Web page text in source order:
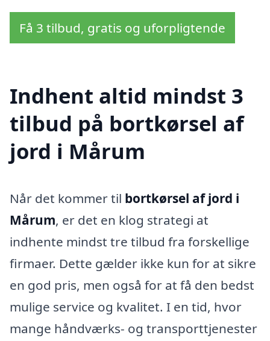
Få 3 tilbud, gratis og uforpligtende
Indhent altid mindst 3
tilbud på bortkørsel af
jord i Mårum
Når det kommer til bortkørsel af jord i
Mårum, er det en klog strategi at
indhente mindst tre tilbud fra forskellige
firmaer. Dette gælder ikke kun for at sikre
en god pris, men også for at få den bedst
mulige service og kvalitet. I en tid, hvor
mange håndværks- og transporttjenester